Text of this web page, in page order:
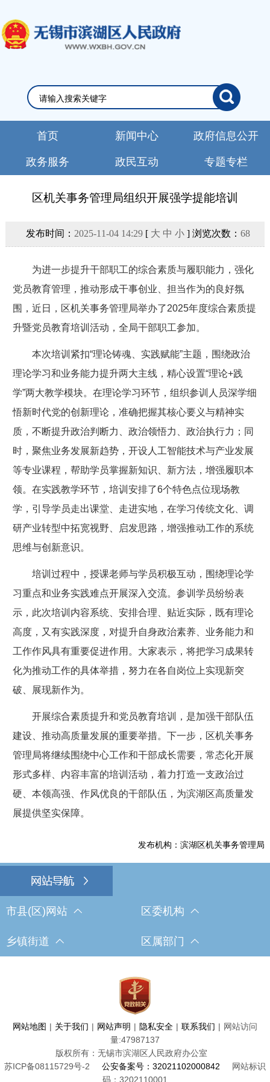
首页 新闻中心 政府信息公开
政务服务 政民互动 专题专栏
区机关事务管理局组织开展强学提能培训
发布时间： 2025-11-04 14:29[ 大 中 小] 浏览次数： 68
为进一步提升干部职工的综合素质与履职能力，强化
党员教育管理，推动形成干事创业、担当作为的良好氛
围，近日，区机关事务管理局举办了2025年度综合素质提
升暨党员教育培训活动，全局干部职工参加。
本次培训紧扣“理论铸魂、实践赋能”主题，围绕政治
理论学习和业务能力提升两大主线，精心设置“理论+践
学”两大教学模块。在理论学习环节，组织参训人员深学细
悟新时代党的创新理论，准确把握其核心要义与精神实
质，不断提升政治判断力、政治领悟力、政治执行力；同
时，聚焦业务发展新趋势，开设人工智能技术与产业发展
等专业课程，帮助学员掌握新知识、新方法，增强履职本
领。在实践教学环节，培训安排了6个特色点位现场教
学，引导学员走出课堂、走进实地，在学习传统文化、调
研产业转型中拓宽视野、启发思路，增强推动工作的系统
思维与创新意识。
培训过程中，授课老师与学员积极互动，围绕理论学
习重点和业务实践难点开展深入交流。参训学员纷纷表
示，此次培训内容系统、安排合理、贴近实际，既有理论
高度，又有实践深度，对提升自身政治素养、业务能力和
工作作风具有重要促进作用。大家表示，将把学习成果转
化为推动工作的具体举措，努力在各自岗位上实现新突
破、展现新作为。
开展综合素质提升和党员教育培训，是加强干部队伍
建设、推动高质量发展的重要举措。下一步，区机关事务
管理局将继续围绕中心工作和干部成长需要，常态化开展
形式多样、内容丰富的培训活动，着力打造一支政治过
硬、本领高强、作风优良的干部队伍，为滨湖区高质量发
展提供坚实保障。
发布机构：滨湖区机关事务管理局
市县(区)网站 区委机构
乡镇街道 区属部门
网站地图 | 关于我们 | 网站声明 | 隐私安全 | 联系我们 | 网站访问
量:47987137
版权所有：无锡市滨湖区人民政府办公室
苏ICP备08115729号-2
公安备案号：32021102000842
网站标识
码：3202110001